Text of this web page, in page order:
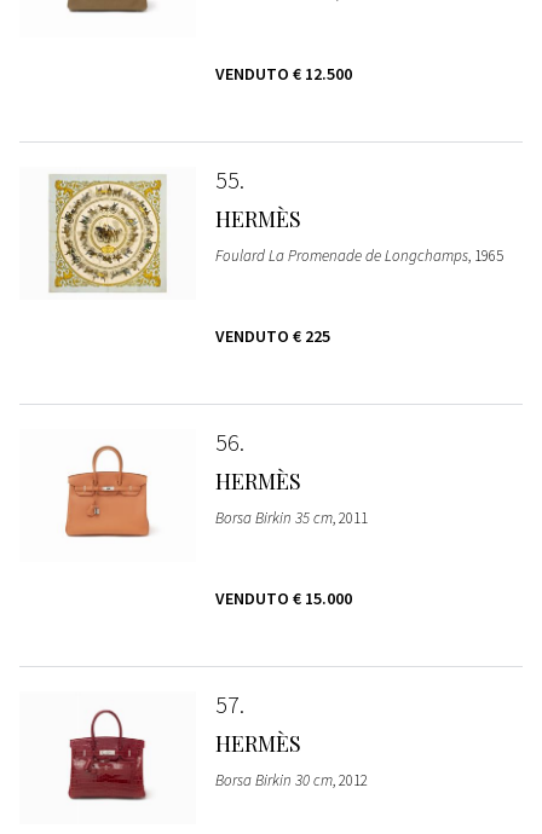
VENDUTO € 12.500
55
HERMÈS
Foulard La Promenade de Longchamps, 1965
VENDUTO € 225
56
HERMÈS
Borsa Birkin 35 cm, 2011
VENDUTO € 15.000
57
HERMÈS
Borsa Birkin 30 cm, 2012